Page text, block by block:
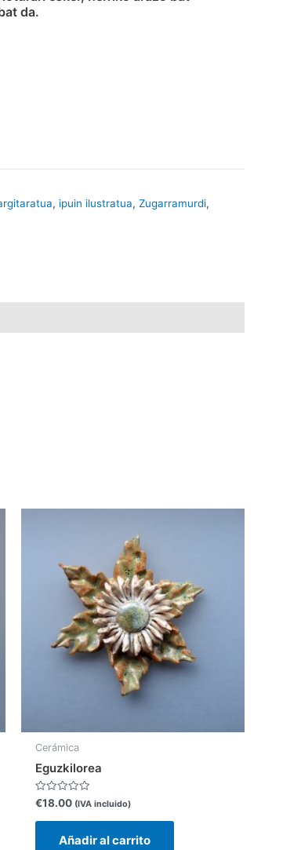
da.
, ipuin ilustratua, Zugarramurdi,
Cerámica
Eguzkilorea
Valorado
con
0
€18.00 (IVA incluido)
Añadir al carrito